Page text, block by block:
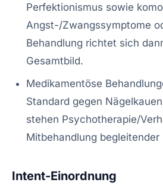
Perfektionismus sowie
Angst-/Zwangssymptome
Behandlung richtet sich
Gesamtbild.
Medikamentöse
Standard gegen
stehen Psychotherapie/
Mitbehandlung begleitender
Intent-Einordnung